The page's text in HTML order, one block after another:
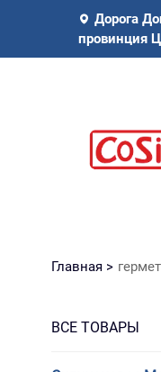
Дорога
провинция
Главная >
ВСЕ ТОВАРЫ